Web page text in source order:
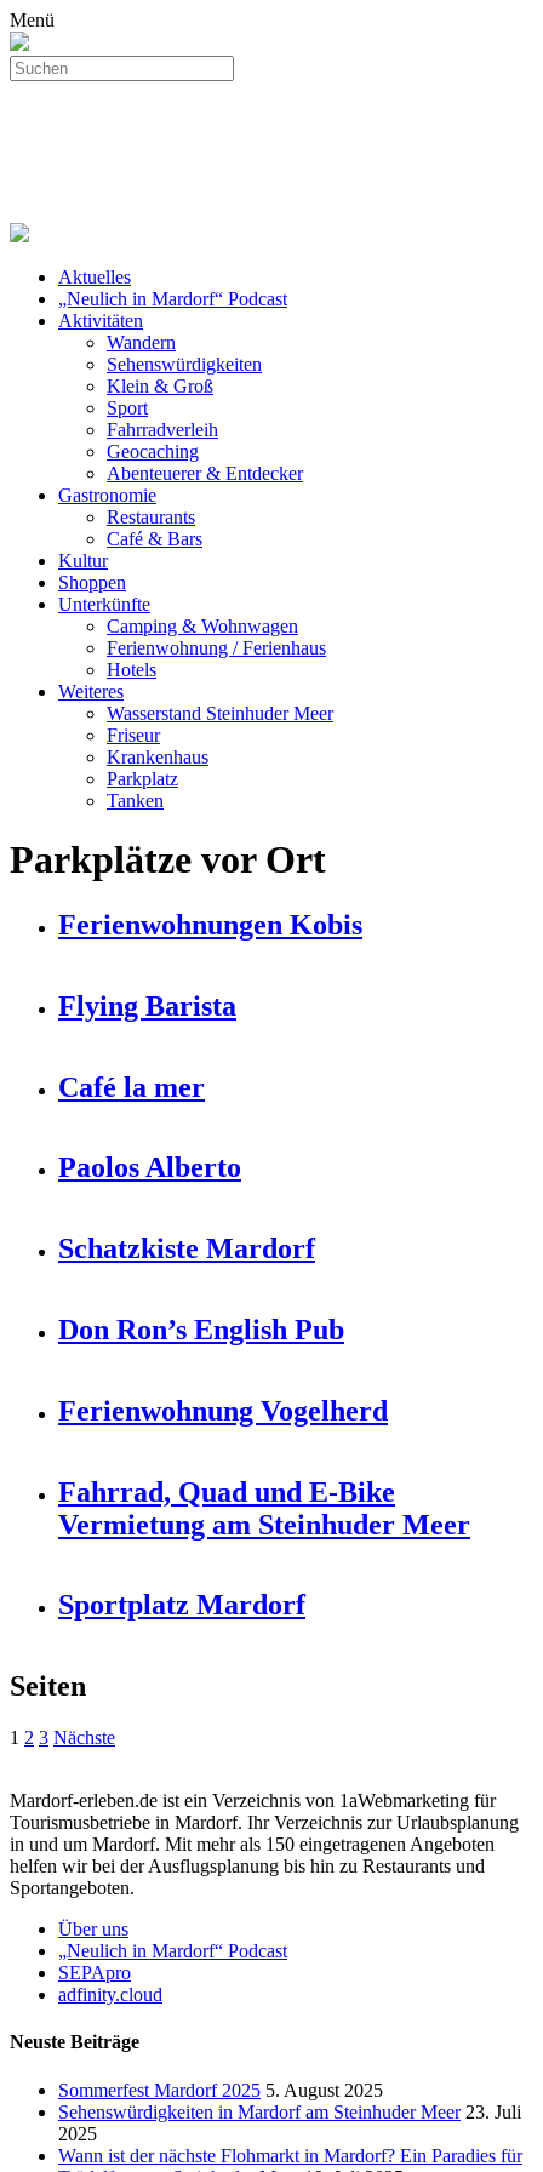
Menü
Aktuelles
„Neulich in Mardorf“ Podcast
Aktivitäten
Wandern
Sehenswürdigkeiten
Klein & Groß
Sport
Fahrradverleih
Geocaching
Abenteuerer & Entdecker
Gastronomie
Restaurants
Café & Bars
Kultur
Shoppen
Unterkünfte
Camping & Wohnwagen
Ferienwohnung / Ferienhaus
Hotels
Weiteres
Wasserstand Steinhuder Meer
Friseur
Krankenhaus
Parkplatz
Tanken
Parkplätze vor Ort
Ferienwohnungen Kobis
Flying Barista
Café la mer
Paolos Alberto
Schatzkiste Mardorf
Don Ron’s English Pub
Ferienwohnung Vogelherd
Fahrrad, Quad und E-Bike
Vermietung am Steinhuder Meer
Sportplatz Mardorf
Seiten
1 2 3 Nächste
Mardorf-erleben.de ist ein Verzeichnis von 1aWebmarketing für
Tourismusbetriebe in Mardorf. Ihr Verzeichnis zur Urlaubsplanung
in und um Mardorf. Mit mehr als 150 eingetragenen Angeboten
helfen wir bei der Ausflugsplanung bis hin zu Restaurants und
Sportangeboten.
Über uns
„Neulich in Mardorf“ Podcast
SEPApro
adfinity.cloud
Neuste Beiträge
Sommerfest Mardorf 2025 5. August 2025
Sehenswürdigkeiten in Mardorf am Steinhuder Meer 23. Juli
2025
Wann ist der nächste Flohmarkt in Mardorf? Ein Paradies für